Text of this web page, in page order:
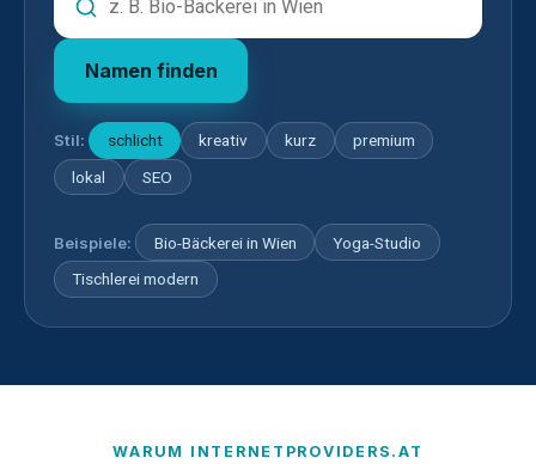
Namen finden
Stil: schlicht kreativ kurz
premium
lokal
SEO
Beispiele: Bio-Bäckerei in Wien
Yoga-Studio
Tischlerei modern
WARUM INTERNETPROVIDERS.AT